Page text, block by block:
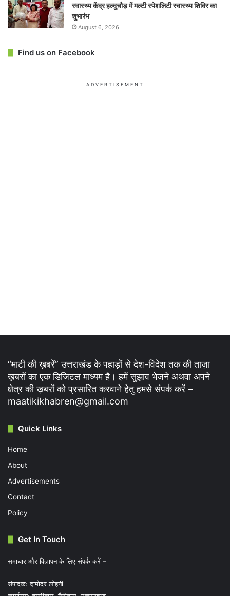
स्वास्थ्य केंद्र हल्दुचौड़ में मल्टी स्पेशलिटी स्वास्थ्य शिविर का
शुभारंभ
August 6, 2026
Find us on Facebook
ADVERTISEMENT
“माटी की ख़बरें” उत्तराखंड के पहाड़ों से देश-विदेश तक की ताज़ा
ख़बरों का एक डिजिटल माध्यम है। हमें सुझाव भेजने अथवा अपने
क्षेत्र की ख़बरों को प्रसारित करवाने हेतु हमसे संपर्क करें –
maatikikhabren@gmail.com
Quick Links
Home
About
Advertisements
Contact
Policy
Get In Touch
समाचार और विज्ञापन के लिए संपर्क करें –
संपादक: दामोदर लोहनी